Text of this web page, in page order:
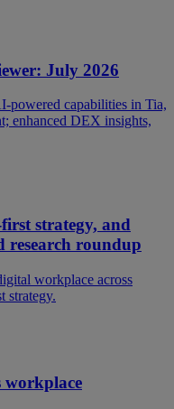
July 2026
powered capabilities in Tia,
enhanced DEX insights,
strategy, and
research roundup
workplace across
strategy.
workplace